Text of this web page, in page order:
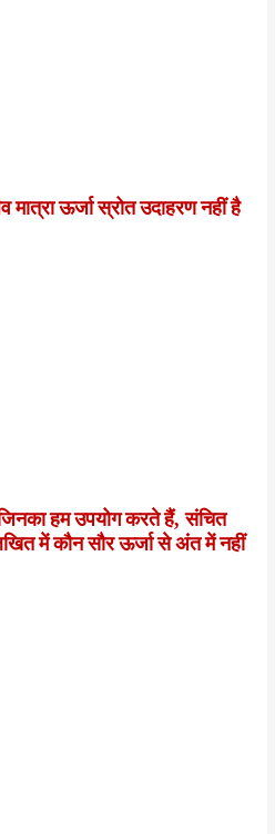
ऊर्जा स्रोत उदाहरण नहीं है
हम उपयोग करते हैं,संचित
में कौन सौर ऊर्जा से अंत में नहीं